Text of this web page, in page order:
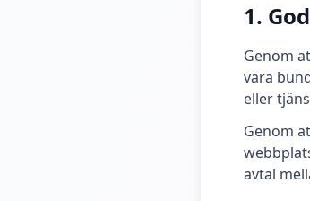
1.
Genom
vara
eller
Genom
avtal